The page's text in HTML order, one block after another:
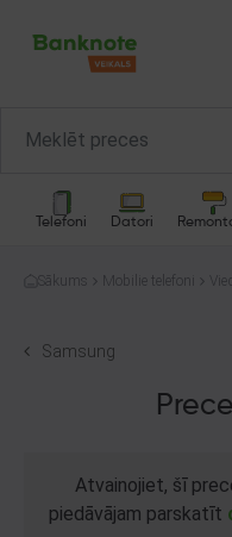
Telefoni Datori
Sākums Mobilie telefoni
Samsung
Atvainojiet, šī
piedāvājam parskatīt